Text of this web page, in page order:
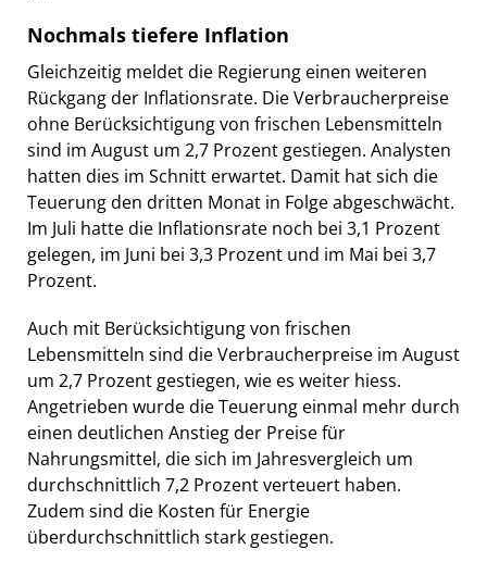
Nochmals tiefere Inflation
Gleichzeitig meldet die Regierung einen weiteren
Rückgang der Inflationsrate. Die Verbraucherpreise
ohne Berücksichtigung von frischen Lebensmitteln
sind im August um 2,7 Prozent gestiegen. Analysten
hatten dies im Schnitt erwartet. Damit hat sich die
Teuerung den dritten Monat in Folge abgeschwächt.
Im Juli hatte die Inflationsrate noch bei 3,1 Prozent
gelegen, im Juni bei 3,3 Prozent und im Mai bei 3,7
Prozent.
Auch mit Berücksichtigung von frischen
Lebensmitteln sind die Verbraucherpreise im August
um 2,7 Prozent gestiegen, wie es weiter hiess.
Angetrieben wurde die Teuerung einmal mehr durch
einen deutlichen Anstieg der Preise für
Nahrungsmittel, die sich im Jahresvergleich um
durchschnittlich 7,2 Prozent verteuert haben.
Zudem sind die Kosten für Energie
überdurchschnittlich stark gestiegen.